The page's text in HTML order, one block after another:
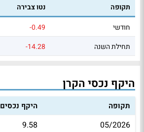
תקופה נטו צבירה
חודשי
-0.49
תחילת השנה
-14.28
היקף נכסי הקרן
תקופה היקף נכסים
05/2026
9.58